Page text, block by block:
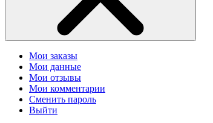
Мои заказы
Мои данные
Мои отзывы
Мои комментарии
Сменить пароль
Выйти